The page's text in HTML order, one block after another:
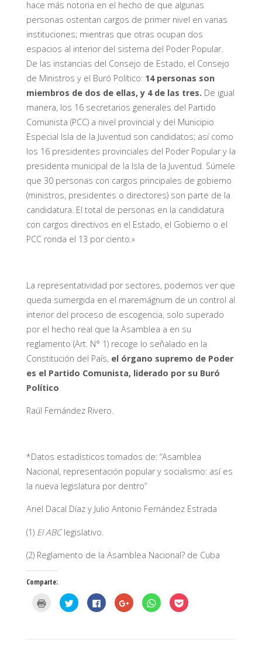
hace más notoria en el hecho de que algunas
personas ostentan cargos de primer nivel en varias
instituciones; mientras que otras ocupan dos
espacios al interior del sistema del Poder Popular.
De las instancias del Consejo de Estado, el Consejo
de Ministros y el Buró Político: 14 personas son
miembros de dos de ellas, y 4 de las tres. De igual
manera, los 16 secretarios generales del Partido
Comunista (PCC) a nivel provincial y del Municipio
Especial Isla de la Juventud son candidatos; así como
los 16 presidentes provinciales del Poder Popular y la
presidenta municipal de la Isla de la Juventud. Súmele
que 30 personas con cargos principales de gobierno
(ministros, presidentes o directores) son parte de la
candidatura. El total de personas en la candidatura
con cargos directivos en el Estado, el Gobierno o el
PCC ronda el 13 por ciento.»
La representatividad por sectores, podemos ver que
queda sumergida en el maremágnum de un control al
interior del proceso de escogencia, solo superado
por el hecho real que la Asamblea a en su
reglamento (Art. N° 1) recoge lo señalado en la
Constitución del País, el órgano supremo de Poder
es el Partido Comunista, liderado por su Buró
Político
Raúl Fernández Rivero.
*Datos estadísticos tomados de: “Asamblea
Nacional, representación popular y socialismo: así es
la nueva legislatura por dentro”
Ariel Dacal Díaz y Julio Antonio Fernández Estrada
(1) El ABClegislativo.
(2) Reglamento de la Asamblea Nacional? de Cuba
Comparte:
H
a
H
a
H
a
H
a
H
a